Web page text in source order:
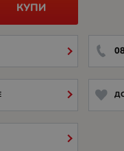
КУПИ